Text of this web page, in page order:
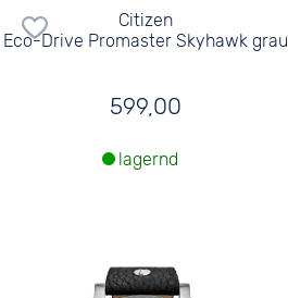
Citizen
Eco-Drive Promaster Skyhawk grau
599,00
lagernd